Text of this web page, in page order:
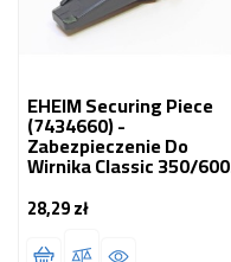
EHEIM Securing Piece
(7434660) -
Zabezpieczenie Do
Wirnika Classic 350/600
28,29 złCena